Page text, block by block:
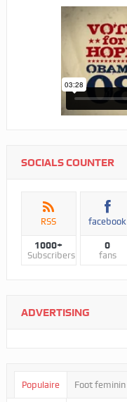
SOCIALS COUNTER
RSS
1000+
Subscribers
facebook
0
fans
ADVERTISING
Populaire Foot feminin